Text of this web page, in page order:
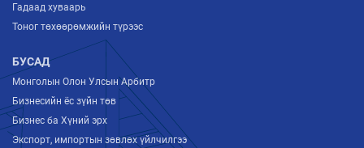
Гадаад хуваарь
Тоног төхөөрөмжийн түрээс
БУСАД
Монголын Олон Улсын Арбитр
Бизнесийн ёс зүйн төв
Бизнес ба Хүний эрх
Экспорт, импортын зөвлөх үйлчилгээ